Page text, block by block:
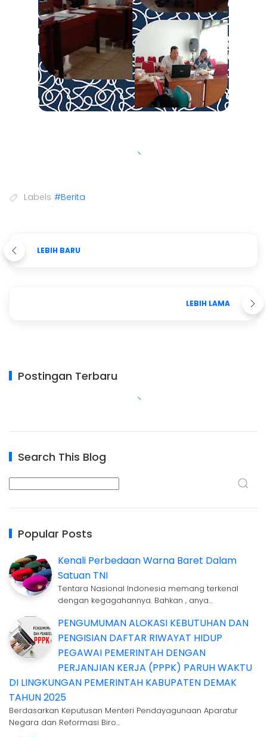
Labels #Berita
LEBIH BARU
LEBIH LAMA
Postingan Terbaru
Search This Blog
Popular Posts
Kenali Perbedaan Warna Baret Dalam
Satuan TNI
Tentara Nasional Indonesia memang terkenal
dengan kegagahannya. Bahkan , anya…
PENGUMUMAN ALOKASI KEBUTUHAN DAN
PENGISIAN DAFTAR RIWAYAT HIDUP
PEGAWAI PEMERINTAH DENGAN
PERJANJIAN KERJA (PPPK) PARUH WAKTU
DI LINGKUNGAN PEMERINTAH KABUPATEN DEMAK
TAHUN 2025
Berdasarkan Keputusan Menteri Pendayagunaan Aparatur
Negara dan Reformasi Biro…